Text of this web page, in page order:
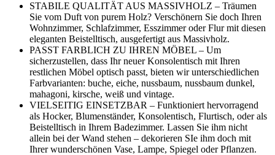
STABILE QUALITÄT AUS MASSIVHOLZ – Träumen
Sie vom Duft von purem Holz? Verschönern Sie doch Ihren
Wohnzimmer, Schlafzimmer, Esszimmer oder Flur mit diesen
eleganten Beistelltisch, ausgefertigt aus Massivholz.
PASST FARBLICH ZU IHREN MÖBEL – Um
sicherzustellen, dass Ihr neuer Konsolentisch mit Ihren
restlichen Möbel optisch passt, bieten wir unterschiedlichen
Farbvarianten: buche, eiche, nussbaum, nussbaum dunkel,
mahagoni, kirsche, weiß und vintage.
VIELSEITIG EINSETZBAR – Funktioniert hervorragend
als Hocker, Blumenständer, Konsolentisch, Flurtisch, oder als
Beistelltisch in Ihrem Badezimmer. Lassen Sie ihm nicht
allein bei der Wand stehen – dekorieren SIe ihm doch mit
Ihrer wunderschönen Vase, Lampe, Spiegel oder Pflanzen.